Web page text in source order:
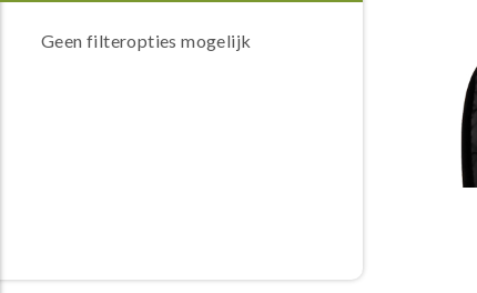
Geen filteropties mogelijk